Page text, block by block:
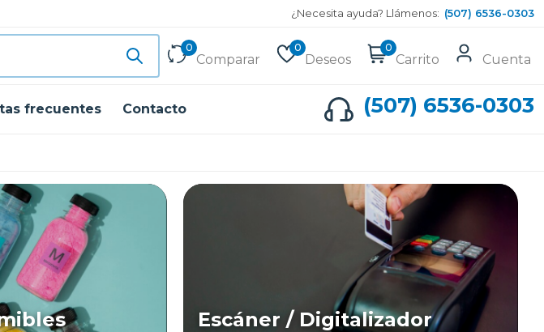
¿Necesita ayuda? Llámenos: (507) 6536-0303
0
Comparar
0
Deseos
0
Carrito Cuenta
frecuentes Contacto (507) 6536-0303
Escáner / Digitalizador